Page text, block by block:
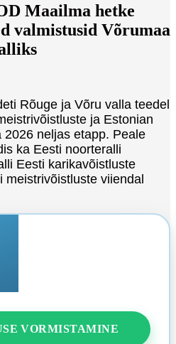
Maailma hetke
valmistusid Võrumaa
Rõuge ja Võru valla teedel
ja Estonian
neljas etapp. Peale
ka Eesti noorteralli
Eesti karikavõistluste
meistrivõistluste viiendal
VORMISTAMINE